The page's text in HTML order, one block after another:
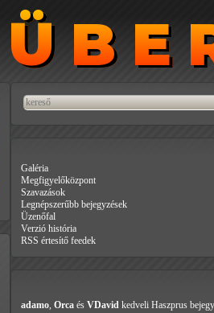
Galéria
Megfigyelőközpont
Szavazások
Legnépszerűbb bejegyzések
Üzenőfal
Verzió história
RSS értesítő feedek
adamo, Orca és VDavid kedveli Haszprus